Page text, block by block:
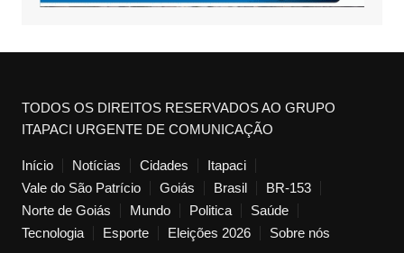
TODOS OS DIREITOS RESERVADOS AO GRUPO
ITAPACI URGENTE DE COMUNICAÇÃO
Início Notícias Cidades
Itapaci
Vale do São Patrício
Goiás Brasil
BR-153
Norte de Goiás
Mundo Politica
Saúde
Tecnologia
Esporte Eleições 2026 Sobre nós